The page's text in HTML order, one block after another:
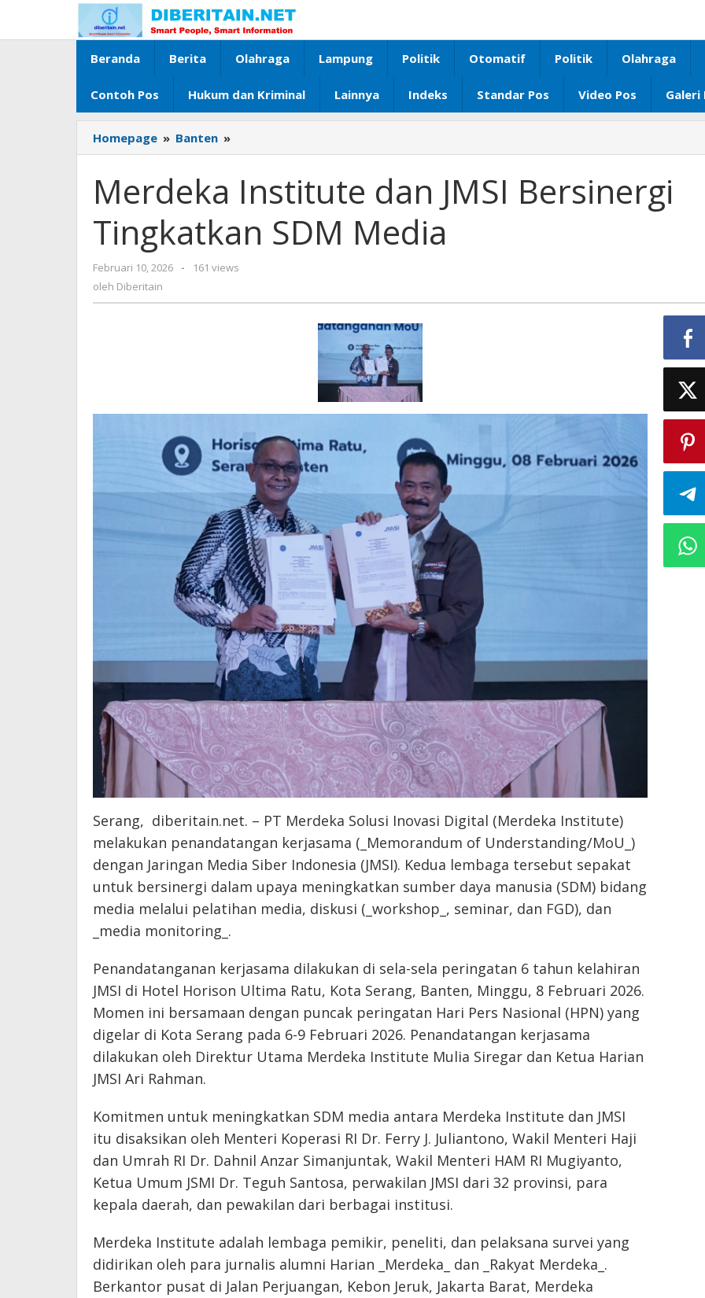
konten
Beranda Berita Olahraga Lampung Politik Otomatif Politik Olahraga
Contoh Pos Hukum dan Kriminal Lainnya Indeks Standar Pos Video Pos Galeri
Homepage » Banten »
Institute
JMSI
Bersinergi
Tingkatkan
SDM
Merdeka Institute dan JMSI Bersinergi
Tingkatkan SDM Media
Februari 10, 2026
oleh
-
161 views
oleh Diberitain
Serang, diberitain.net. – PT Merdeka Solusi Inovasi Digital (Merdeka Institute)
melakukan penandatangan kerjasama (_Memorandum of Understanding/MoU_)
dengan Jaringan Media Siber Indonesia (JMSI). Kedua lembaga tersebut sepakat
untuk bersinergi dalam upaya meningkatkan sumber daya manusia (SDM) bidang
media melalui pelatihan media, diskusi (_workshop_, seminar, dan FGD), dan
_media monitoring_.
Penandatanganan kerjasama dilakukan di sela-sela peringatan 6 tahun kelahiran
JMSI di Hotel Horison Ultima Ratu, Kota Serang, Banten, Minggu, 8 Februari 2026.
Momen ini bersamaan dengan puncak peringatan Hari Pers Nasional (HPN) yang
digelar di Kota Serang pada 6-9 Februari 2026. Penandatangan kerjasama
dilakukan oleh Direktur Utama Merdeka Institute Mulia Siregar dan Ketua Harian
JMSI Ari Rahman.
Komitmen untuk meningkatkan SDM media antara Merdeka Institute dan JMSI
itu disaksikan oleh Menteri Koperasi RI Dr. Ferry J. Juliantono, Wakil Menteri Haji
dan Umrah RI Dr. Dahnil Anzar Simanjuntak, Wakil Menteri HAM RI Mugiyanto,
Ketua Umum JSMI Dr. Teguh Santosa, perwakilan JMSI dari 32 provinsi, para
kepala daerah, dan pewakilan dari berbagai institusi.
Merdeka Institute adalah lembaga pemikir, peneliti, dan pelaksana survei yang
didirikan oleh para jurnalis alumni Harian _Merdeka_ dan _Rakyat Merdeka_.
Berkantor pusat di Jalan Perjuangan, Kebon Jeruk, Jakarta Barat, Merdeka